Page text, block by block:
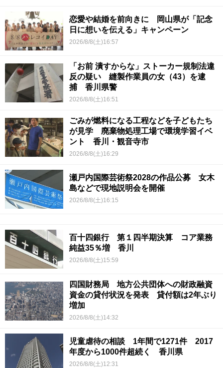
恋愛や結婚を前向きに 岡山県が「記念
日に想いを伝える」キャンペーン
2026/8/8(土)16:57
「お前 潰すからな」ストーカー規制法違
反の疑い 縫製作業員の女（43）を逮
捕 香川県警
2026/8/8(土)16:51
ごみが燃料になる工程などを子どもたち
が見学 廃棄物処理工場で環境学習イベ
ント 香川・観音寺市
2026/8/8(土)16:29
瀬戸内国際芸術祭2028の作品公募 女木
島などで現地説明会を開催
2026/8/8(土)16:15
百十四銀行 第１四半期決算 コア業務
純益35％増 香川
2026/8/8(土)15:59
四国財務局 地方公共団体への財政融資
資金の貸付状況を発表 貸付額は2年ぶり
増加
2026/8/8(土)14:32
児童虐待の相談 1年間で1271件 2017
年度から1000件超続く 香川県
2026/8/8(土)12:31